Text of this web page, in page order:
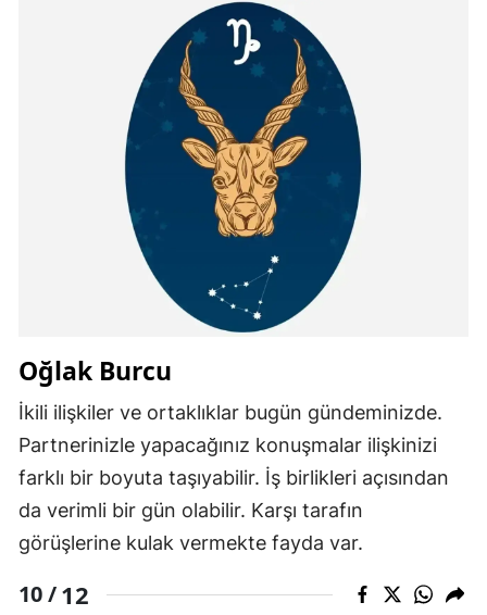
Oğlak Burcu
İkili ilişkiler ve ortaklıklar bugün gündeminizde.
Partnerinizle yapacağınız konuşmalar ilişkinizi
farklı bir boyuta taşıyabilir. İş birlikleri açısından
da verimli bir gün olabilir. Karşı tarafın
görüşlerine kulak vermekte fayda var.
10 /12